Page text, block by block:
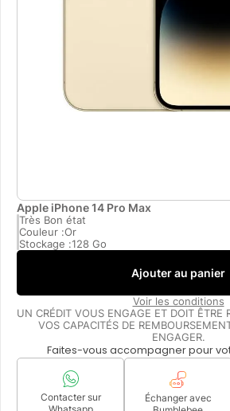
Apple iPhone 14 Pro Max
Très Bon état
Couleur :Or
Stockage :128 Go
Ajouter au panier
Voir les conditions
UN CRÉDIT VOUS ENGAGE ET DOIT ÊTRE
VOS CAPACITÉS DE
ENGAGER.
Faites-vous accompagner pour
Contacter sur
Échanger avec